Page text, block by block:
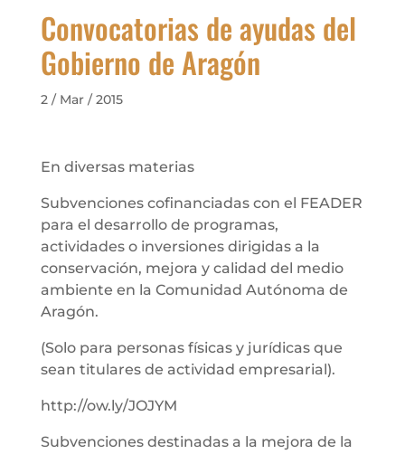
Convocatorias de ayudas del
Gobierno de Aragón
2 / Mar / 2015
En diversas materias
Subvenciones cofinanciadas con el FEADER
para el desarrollo de programas,
actividades o inversiones dirigidas a la
conservación, mejora y calidad del medio
ambiente en la Comunidad Autónoma de
Aragón.
(Solo para personas físicas y jurídicas que
sean titulares de actividad empresarial).
http://ow.ly/JOJYM
Subvenciones destinadas a la mejora de la